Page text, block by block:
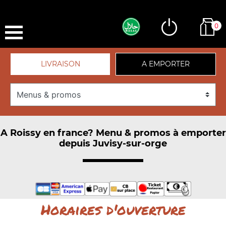
0
LIVRAISON A EMPORTER
A Roissy en france? Menu & promos à emporter
depuis Juvisy-sur-orge
Horaires d'ouverture